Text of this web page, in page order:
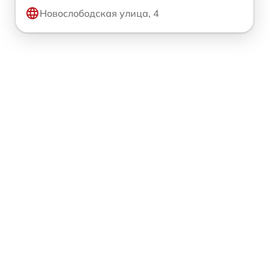
Новослободская улица, 4